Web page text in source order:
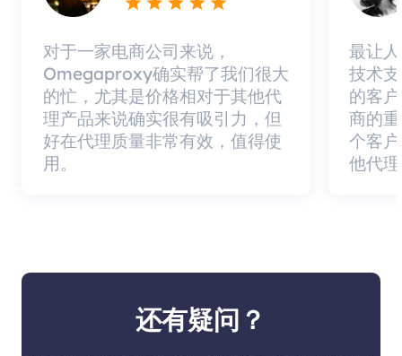
对于一家电商公司来说，
Omegaproxy确实帮了我们很大
的忙，尤其是价格相对于其他代
理产品来说确实很有吸引力，但
好在代理质量非常有效，值得使
用。
最让
技术
的客
商的
个客
他代
还有疑问？